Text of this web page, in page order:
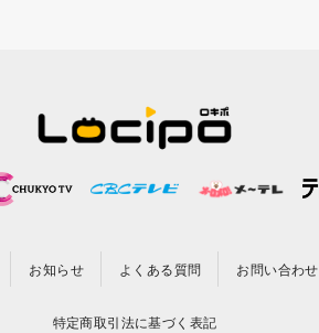
お知らせ よくある質問 お問い合わせ
特定商取引法に基づく表記